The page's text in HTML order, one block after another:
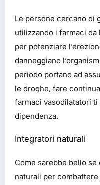
Le persone cercano di
utilizzando i farmaci
per potenziare
danneggiano
periodo portano ad
le droghe, fare
farmaci vasodilatatori
dipendenza.
Integratori naturali
Come sarebbe bello
naturali per